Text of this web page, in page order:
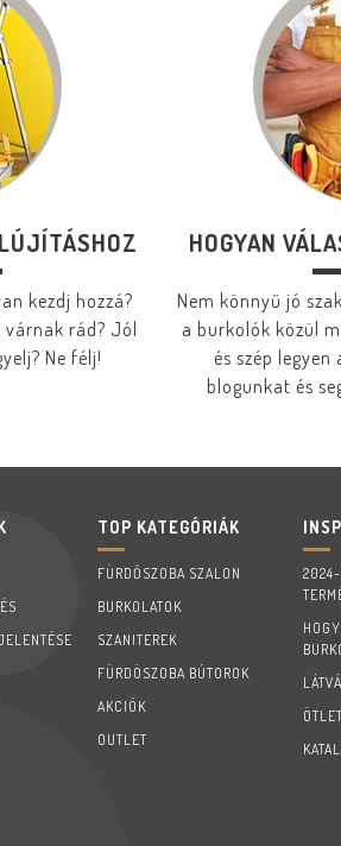
kezdj hozzá?
rád? Jól
Ne félj!
HOGYAN
Nem könnyű jó
a burkolók közül
és szép legyen
blogunkat és
TOP KATEGÓRIÁK
FÜRDŐSZOBA SZALON
BURKOLATOK
SZANITEREK
FÜRDÖSZOBA BÚTOROK
AKCIÓK
OUTLET
2024-